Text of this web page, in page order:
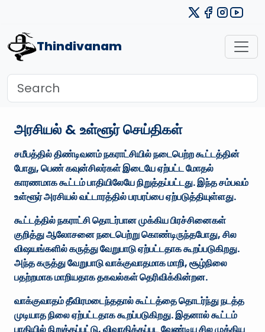
Thindivanam
அரசியல் & உள்ளூர் செய்திகள்
சமீபத்தில் திண்டிவனம் நகராட்சியில் நடைபெற்ற கூட்டத்தின்
போது, பெண் கவுன்சிலர்கள் இடையே ஏற்பட்ட மோதல்
காரணமாக கூட்டம் பாதியிலேயே நிறுத்தப்பட்டது. இந்த சம்பவம்
உள்ளூர் அரசியல் வட்டாரத்தில் பரபரப்பை ஏற்படுத்தியுள்ளது.
கூட்டத்தில் நகராட்சி தொடர்பான முக்கிய பிரச்சினைகள்
குறித்து ஆலோசனை நடைபெற்று கொண்டிருந்தபோது, சில
விஷயங்களில் கருத்து வேறுபாடு ஏற்பட்டதாக கூறப்படுகிறது.
அந்த கருத்து வேறுபாடு வாக்குவாதமாக மாறி, சூழ்நிலை
பதற்றமாக மாறியதாக தகவல்கள் தெரிவிக்கின்றன.
வாக்குவாதம் தீவிரமடைந்ததால் கூட்டத்தை தொடர்ந்து நடத்த
முடியாத நிலை ஏற்பட்டதாக கூறப்படுகிறது. இதனால் கூட்டம்
பாதியில் நிறுத்தப்பட்டு, விவாதிக்கப்பட வேண்டிய சில முக்கிய